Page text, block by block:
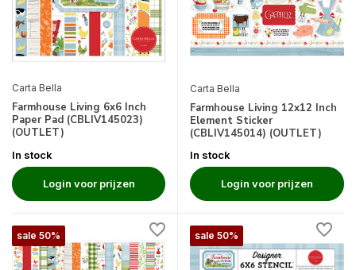
Carta Bella
Farmhouse Living 6x6 Inch
Paper Pad (CBLIV145023)
(OUTLET)
In stock
Login voor prijzen
Carta Bella
Farmhouse Living 12x12 Inch
Element Sticker
(CBLIV145014) (OUTLET)
In stock
Login voor prijzen
sale 50% sale 50%